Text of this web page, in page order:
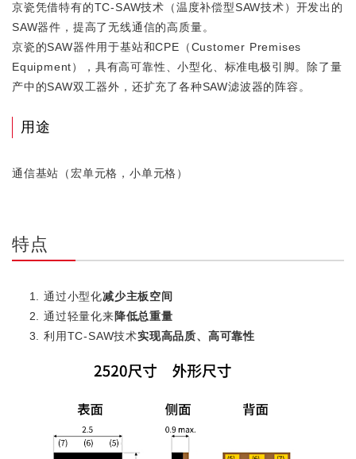
京瓷凭借特有的TC-SAW技术（温度补偿型SAW技术）开发出的
SAW器件，提高了无线通信的高质量。
京瓷的SAW器件用于基站和CPE（Customer Premises
Equipment），具有高可靠性、小型化、标准电极引脚。除了量
产中的SAW双工器外，还扩充了各种SAW滤波器的阵容。
用途
通信基站（宏单元格，小单元格）
特点
通过小型化减少主板空间
通过轻量化来降低总重量
利用TC-SAW技术实现高品质、高可靠性